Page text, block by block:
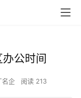
公时间
名企 阅读 213